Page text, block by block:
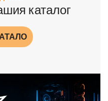
каталог